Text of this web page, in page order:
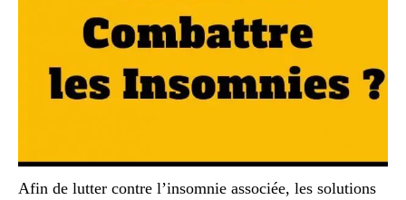
Afin de lutter contre l’insomnie associée, les solutions